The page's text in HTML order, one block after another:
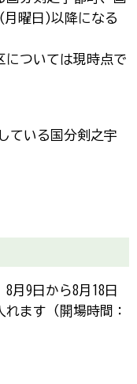
月曜日)以降になる
については現時点で
ている国分剣之宇
月9日から8月18日
れます（開場時間：